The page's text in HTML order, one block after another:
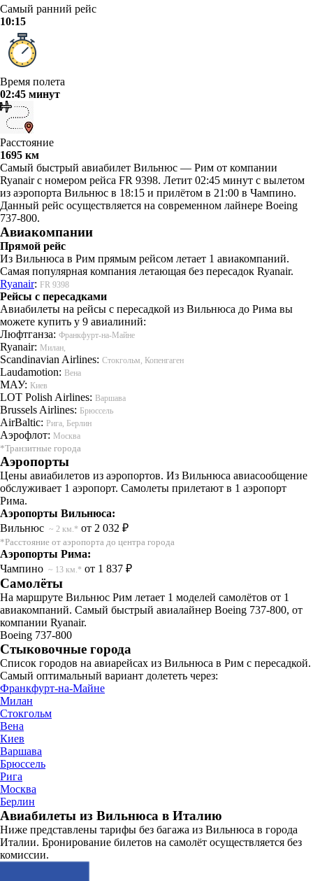
Самый ранний рейс
10:15
Время полета
02:45 минут
Расстояние
1695 км
Самый быстрый авиабилет Вильнюс — Рим от компании
Ryanair с номером рейса FR 9398. Летит 02:45 минут с вылетом
из аэропорта Вильнюс в 18:15 и прилётом в 21:00 в Чампино.
Данный рейс осуществляется на современном лайнере Boeing
737-800.
Авиакомпании
Прямой рейс
Из Вильнюса в Рим прямым рейсом летает 1 авиакомпаний.
Самая популярная компания летающая без пересадок Ryanair.
Ryanair: FR 9398
Рейсы с пересадками
Авиабилеты на рейсы с пересадкой из Вильнюса до Рима вы
можете купить у 9 авиалиний:
Люфтганза: Франкфурт-на-Майне
Ryanair: Милан,
Scandinavian Airlines: Стокгольм, Копенгаген
Laudamotion: Вена
МАУ: Киев
LOT Polish Airlines: Варшава
Brussels Airlines: Брюссель
AirBaltic: Рига, Берлин
Аэрофлот: Москва
*Транзитные города
Аэропорты
Цены авиабилетов из аэропортов. Из Вильнюса авиасообщение
обслуживает 1 аэропорт. Самолеты прилетают в 1 аэропорт
Рима.
Аэропорты Вильнюса:
Вильнюс ~ 2 км.* от 2 032 ₽
*Расстояние от аэропорта до центра города
Аэропорты Рима:
Чампино ~ 13 км.* от 1 837 ₽
Самолёты
На маршруте Вильнюс Рим летает 1 моделей самолётов от 1
авиакомпаний. Самый быстрый авиалайнер Boeing 737-800, от
компании Ryanair.
Boeing 737-800
Стыковочные города
Список городов на авиарейсах из Вильнюса в Рим с пересадкой.
Самый оптимальный вариант долететь через:
Франкфурт-на-Майне
Милан
Стокгольм
Вена
Киев
Варшава
Брюссель
Рига
Москва
Берлин
Авиабилеты из Вильнюса в Италию
Ниже представлены тарифы без багажа из Вильнюса в города
Италии. Бронирование билетов на самолёт осуществляется без
комиссии.